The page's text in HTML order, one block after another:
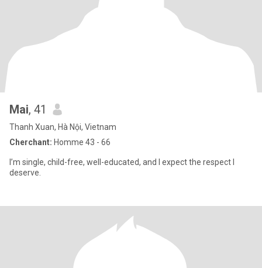
Mai, 41
Thanh Xuan, Hà Nội, Vietnam
Cherchant: Homme 43 - 66
I’m single, child-free, well-educated, and I expect the respect I
deserve.